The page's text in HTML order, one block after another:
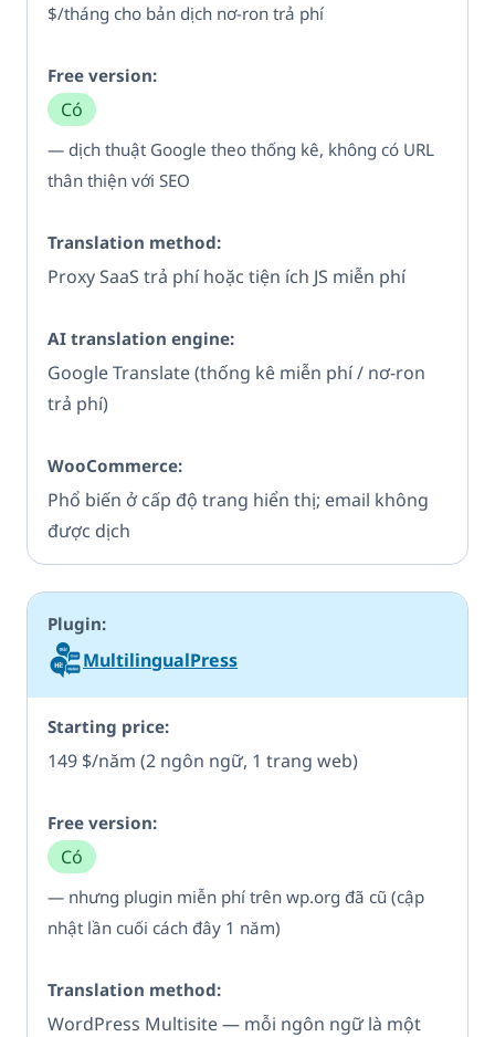
$/tháng cho bản dịch nơ-ron trả phí
Có
— dịch thuật Google theo thống kê, không có URL
thân thiện với SEO
Proxy SaaS trả phí hoặc tiện ích JS miễn phí
Google Translate (thống kê miễn phí / nơ-ron
trả phí)
Phổ biến ở cấp độ trang hiển thị; email không
được dịch
MultilingualPress
149 $/năm (2 ngôn ngữ, 1 trang web)
Có
— nhưng plugin miễn phí trên wp.org đã cũ (cập
nhật lần cuối cách đây 1 năm)
WordPress Multisite — mỗi ngôn ngữ là một